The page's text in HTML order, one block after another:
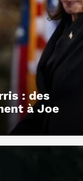
: des
à Joe